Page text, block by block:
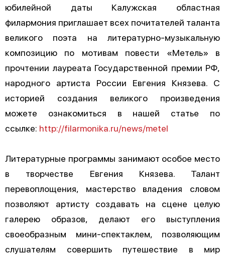
юбилейной даты Калужская областная
филармония приглашает всех почитателей таланта
великого поэта на литературно-музыкальную
композицию по мотивам повести «Метель» в
прочтении лауреата Государственной премии РФ,
народного артиста России Евгения Князева. С
историей создания великого произведения
можете ознакомиться в нашей статье по
ссылке: http://filarmonika.ru/news/metel
Литературные программы занимают особое место
в творчестве Евгения Князева. Талант
перевоплощения, мастерство владения словом
позволяют артисту создавать на сцене целую
галерею образов, делают его выступления
своеобразным мини-спектаклем, позволяющим
слушателям совершить путешествие в мир